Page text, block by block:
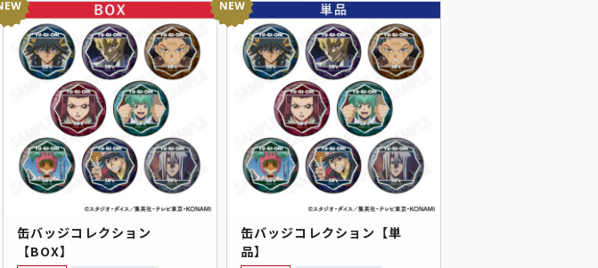
缶バッジコレクション
【BOX】
缶バッジコレクション【単
品】